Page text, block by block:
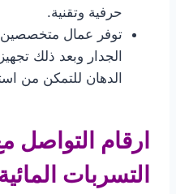
حرفية وتقنية.
توفر عمال
الجدار وبعد ذلك
الدهان للتمكن من
ارقام
التسربات